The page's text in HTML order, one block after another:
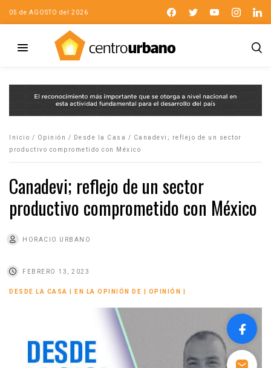
05 de AGOSTO del 2026
Inicio / Opinión / Desde la Casa / Canadevi; reflejo de un sector
productivo comprometido con México
Canadevi; reflejo de un sector
productivo comprometido con México
HORACIO URBANO
FEBRERO 13, 2023
DESDE LA CASA EN LA OPINIÓN DE OPINIÓN